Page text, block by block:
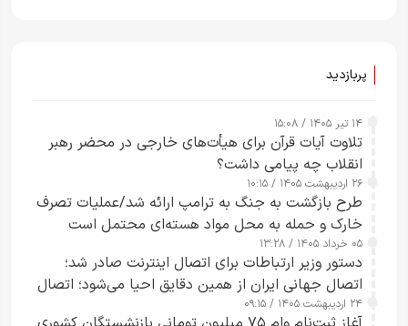
پربازدید
۱۴ تیر ۱۴۰۵ / ۱۵:۰۸
تلاوت آیات قرآن برای هیأت‌های خارجی در محضر رهبر
انقلاب چه پیامی داشت؟
۲۶ اردیبهشت ۱۴۰۵ / ۱۰:۱۵
طرح‌ بازگشت به جنگ به ترامپ ارائه شد/عملیات تصرف
خارک و حمله به محل مواد هسته‌ای محتمل است
۰۵ خرداد ۱۴۰۵ / ۱۳:۲۸
دستور وزیر ارتباطات برای اتصال اینترنت صادر شد؛
اتصال جهانی ایران از همین دقایق احیا می‌شود؛ اتصال
کامل مردم تا ۲۴ ساعت آینده
۲۴ اردیبهشت ۱۴۰۵ / ۰۹:۱۵